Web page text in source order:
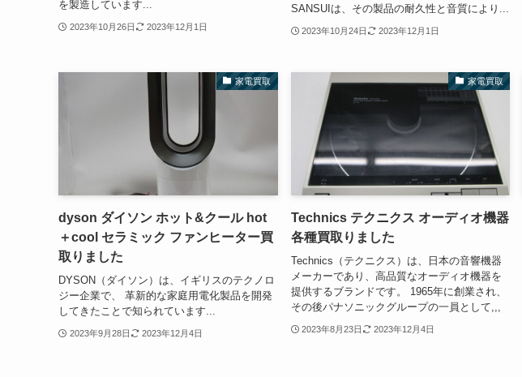
を製造しています...
2023年10月26日 2023年12月1日
SANSUIは、その製品の耐久性と音質により...
2023年10月24日 2023年12月1日
家電買取
dyson ダイソン ホット&クール hot
＋cool セラミック ファンヒーター買
取りました
DYSON（ダイソン）は、イギリスのテクノロ
ジー企業で、 革新的な家庭用電化製品を開発
してきたことで知られています...
2023年9月28日 2023年12月4日
家電買取
Technics テクニクス オーディオ機器
各種買取りました
Technics（テクニクス）は、日本の音響機器
メーカーであり、高品質なオーディオ機器を
提供するブランドです。 1965年に創業され、
その後パナソニックグループの一員として,,,
2023年8月23日 2023年12月4日